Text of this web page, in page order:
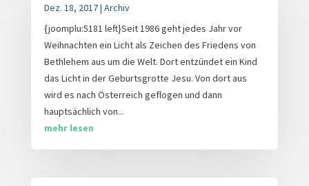
Dez. 18, 2017| Archiv
{joomplu:5181 left}Seit 1986 geht jedes Jahr vor
Weihnachten ein Licht als Zeichen des Friedens von
Bethlehem aus um die Welt. Dort entzündet ein Kind
das Licht in der Geburtsgrotte Jesu. Von dort aus
wird es nach Österreich geflogen und dann
hauptsächlich von...
mehr lesen